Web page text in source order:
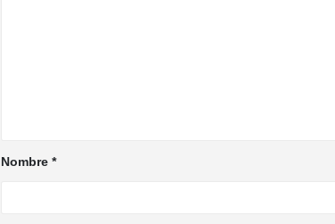
Nombre *